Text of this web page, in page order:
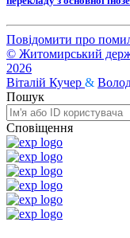
Повідомити про
© Житомирський
2026
Віталій Кучер &
Пошук
Сповіщення